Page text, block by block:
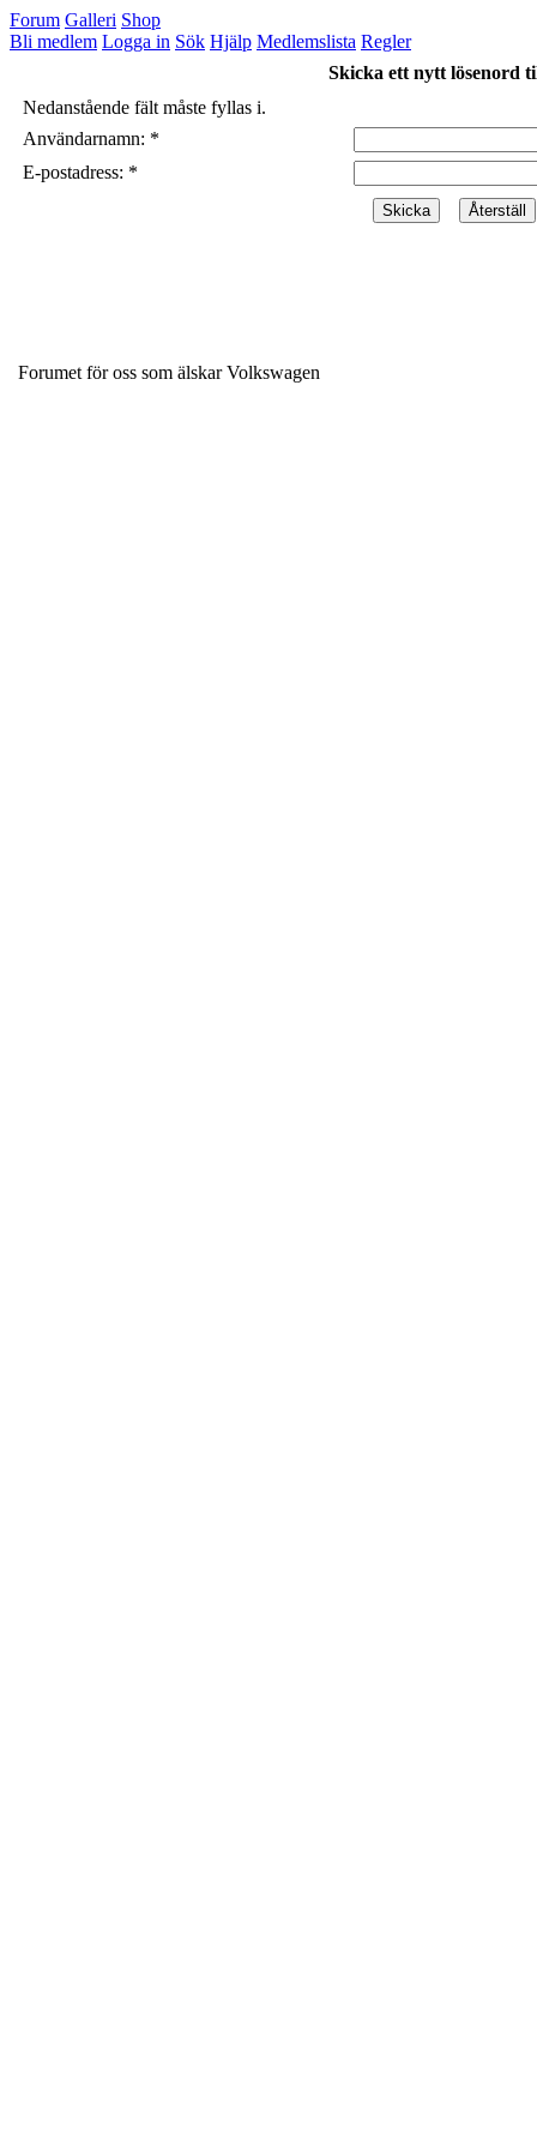
Forum Galleri Shop
Bli medlem Logga in Sök Hjälp Medlemslista Regler
Skicka ett nytt lösenord
Nedanstående fält måste fyllas i.
Användarnamn: *
E-postadress: *
Forumet för oss som älskar Volkswagen